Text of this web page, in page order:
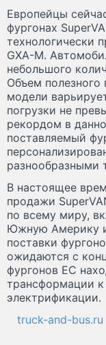
Европейцы
фургонах
технологически
GXA-M.
небольшого
Объем полезного
модели
погрузки не
рекордом в
поставляемый
разнообразными
В настоящее
продажи
по всему миру,
Южную Америку
поставки
ожидаются с
фургонов ЕС
трансформации к
электрификации.
truck-and-bus.ru